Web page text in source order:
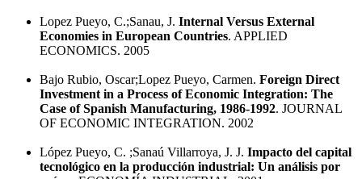
Lopez Pueyo, C.;Sanau, J. Internal Versus External
Economies in European Countries. APPLIED
ECONOMICS. 2005
Bajo Rubio, Oscar;Lopez Pueyo, Carmen. Foreign Direct
Investment in a Process of Economic Integration: The
Case of Spanish Manufacturing, 1986-1992. JOURNAL
OF ECONOMIC INTEGRATION. 2002
López Pueyo, C. ;Sanaú Villarroya, J. J. Impacto del capital
tecnológico en la producción industrial: Un análisis por